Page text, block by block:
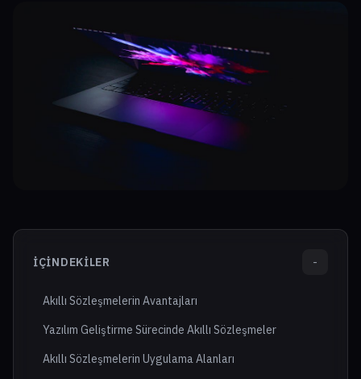
İÇINDEKILER -
Akıllı Sözleşmelerin Avantajları
Yazılım Geliştirme Sürecinde Akıllı Sözleşmeler
Akıllı Sözleşmelerin Uygulama Alanları